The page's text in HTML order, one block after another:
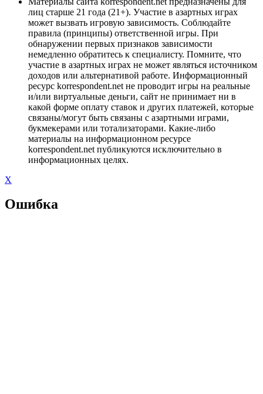
лиц старше 21 года (21+). Участие в азартных играх
может вызвать игровую зависимость. Соблюдайте
правила (принципы) ответственной игры. При
обнаружении первых признаков зависимости
немедленно обратитесь к специалисту. Помните, что
участие в азартных играх не может являться источником
доходов или альтернативой работе. Информационный
ресурс korrespondent.net не проводит игры на реальные
и/или виртуальные деньги, сайт не принимает ни в
какой форме оплату ставок и других платежей, которые
связаны/могут быть связаны с азартными играми,
букмекерами или тотализаторами. Какие-либо
материалы на информационном ресурсе
korrespondent.net публикуются исключительно в
информационных целях.
X
Ошибка